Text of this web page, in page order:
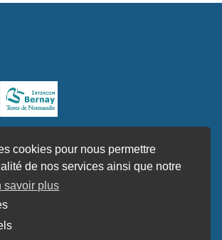
cookies pour nous permettre
de nos services ainsi que notre
savoir plus